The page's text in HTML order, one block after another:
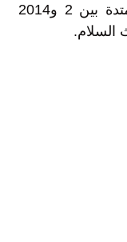
الأكثر اقتناء للأسلحة خلال الفترة الممتدة بين 2 و2014
السلام.